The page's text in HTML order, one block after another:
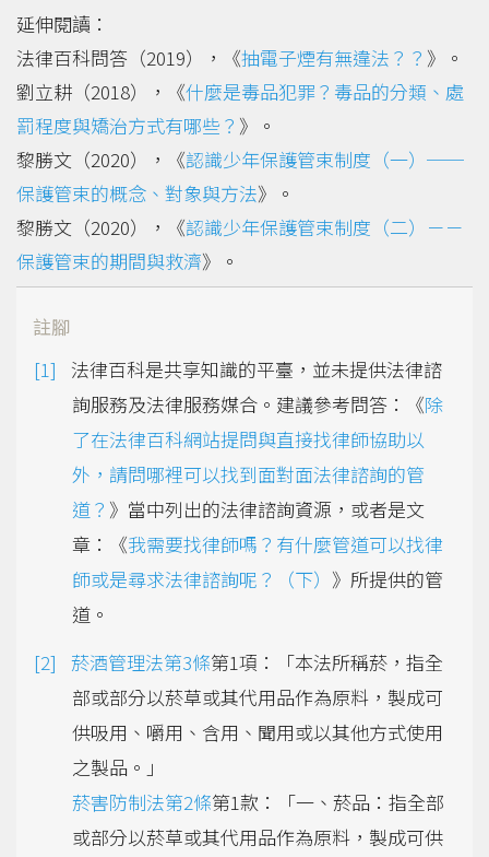
延伸閱讀：
法律百科問答（2019），《抽電子煙有無違法？？ 》。
劉立耕（2018），《什麼是毒品犯罪？毒品的分類、處
罰程度與矯治方式有哪些？ 》。
黎勝文（2020），《認識少年保護管束制度（一）──
保護管束的概念、對象與方法》。
黎勝文（2020），《認識少年保護管束制度（二）－－
保護管束的期間與救濟》。
註腳
法律百科是共享知識的平臺，並未提供法律諮
詢服務及法律服務媒合。建議參考問答：《除
了在法律百科網站提問與直接找律師協助以
外，請問哪裡可以找到面對面法律諮詢的管
道？ 》當中列出的法律諮詢資源，或者是文
章：《我需要找律師嗎？有什麼管道可以找律
師或是尋求法律諮詢呢？（下） 》所提供的管
道。
菸酒管理法第3條第1項：「本法所稱菸，指全
部或部分以菸草或其代用品作為原料，製成可
供吸用、嚼用、含用、聞用或以其他方式使用
之製品。」
菸害防制法第2條第1款：「一、菸品：指全部
或部分以菸草或其代用品作為原料，製成可供